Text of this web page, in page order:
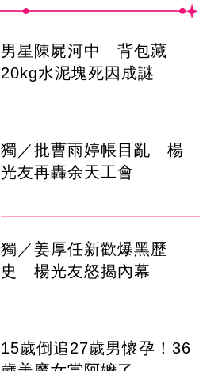
男星陳屍河中 背包藏
20kg水泥塊死因成謎
獨／批曹雨婷帳目亂 楊
光友再轟余天工會
獨／姜厚任新歡爆黑歷
史 楊光友怒揭內幕
15歲倒追27歲男懷孕！36